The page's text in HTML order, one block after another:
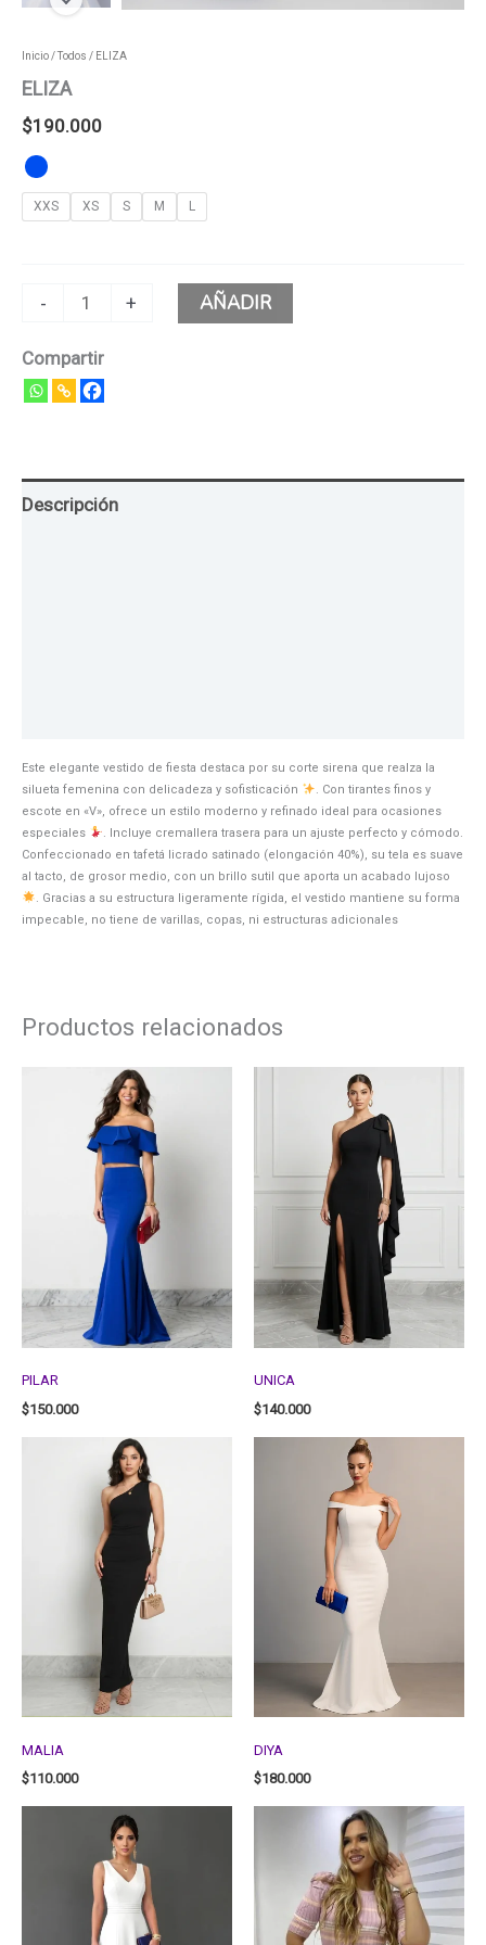
Inicio/Todos / ELIZA
ELIZA
$190.000
XXS XS S M L
- + AÑADIR
Compartir
Descripción
Este elegante vestido de fiesta destaca por su corte sirena que realza la
silueta femenina con delicadeza y sofisticación
. Con tirantes finos y
escote en «V», ofrece un estilo moderno y refinado ideal para ocasiones
especiales
. Incluye cremallera trasera para un ajuste perfecto y cómodo.
Confeccionado en tafetá licrado satinado (elongación 40%), su tela es suave
al tacto, de grosor medio, con un brillo sutil que aporta un acabado lujoso
. Gracias a su estructura ligeramente rígida, el vestido mantiene su forma
impecable, no tiene de varillas, copas, ni estructuras adicionales
Productos relacionados
PILAR
$150.000
UNICA
$140.000
MALIA
$110.000
DIYA
$180.000